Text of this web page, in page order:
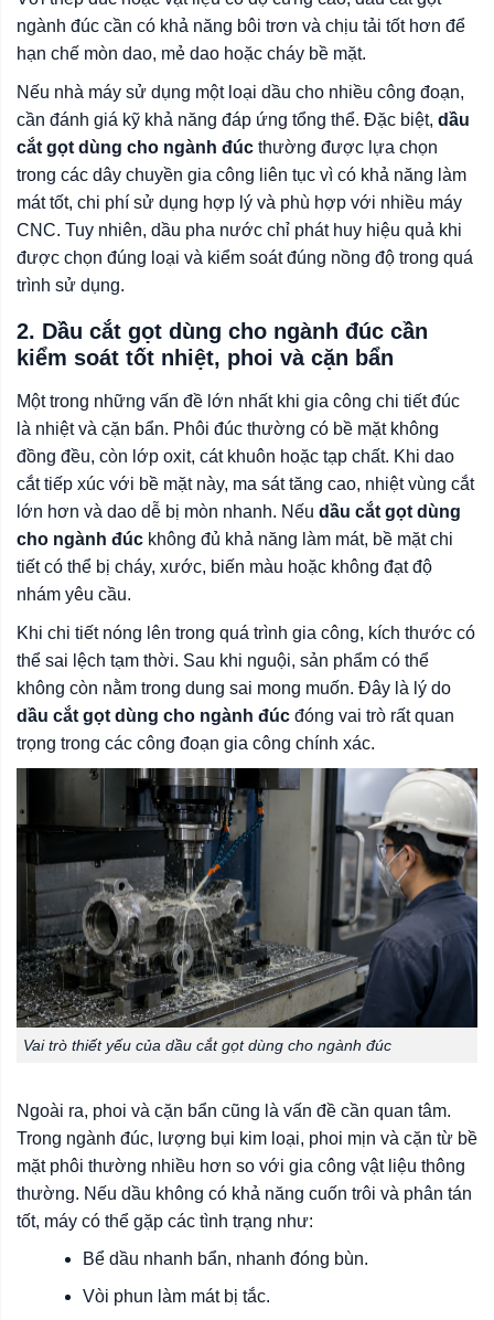
ngành đúc cần có khả năng bôi trơn và chịu tải tốt hơn để
hạn chế mòn dao, mẻ dao hoặc cháy bề mặt.
Nếu nhà máy sử dụng một loại dầu cho nhiều công đoạn,
cần đánh giá kỹ khả năng đáp ứng tổng thể. Đặc biệt, dầu
cắt gọt dùng cho ngành đúc thường được lựa chọn
trong các dây chuyền gia công liên tục vì có khả năng làm
mát tốt, chi phí sử dụng hợp lý và phù hợp với nhiều máy
CNC. Tuy nhiên, dầu pha nước chỉ phát huy hiệu quả khi
được chọn đúng loại và kiểm soát đúng nồng độ trong quá
trình sử dụng.
2. Dầu cắt gọt dùng cho ngành đúc cần
kiểm soát tốt nhiệt, phoi và cặn bẩn
Một trong những vấn đề lớn nhất khi gia công chi tiết đúc
là nhiệt và cặn bẩn. Phôi đúc thường có bề mặt không
đồng đều, còn lớp oxit, cát khuôn hoặc tạp chất. Khi dao
cắt tiếp xúc với bề mặt này, ma sát tăng cao, nhiệt vùng cắt
lớn hơn và dao dễ bị mòn nhanh. Nếu dầu cắt gọt dùng
cho ngành đúc không đủ khả năng làm mát, bề mặt chi
tiết có thể bị cháy, xước, biến màu hoặc không đạt độ
nhám yêu cầu.
Khi chi tiết nóng lên trong quá trình gia công, kích thước có
thể sai lệch tạm thời. Sau khi nguội, sản phẩm có thể
không còn nằm trong dung sai mong muốn. Đây là lý do
dầu cắt gọt dùng cho ngành đúc đóng vai trò rất quan
trọng trong các công đoạn gia công chính xác.
Vai trò thiết yếu của dầu cắt gọt dùng cho ngành đúc
Ngoài ra, phoi và cặn bẩn cũng là vấn đề cần quan tâm.
Trong ngành đúc, lượng bụi kim loại, phoi mịn và cặn từ bề
mặt phôi thường nhiều hơn so với gia công vật liệu thông
thường. Nếu dầu không có khả năng cuốn trôi và phân tán
tốt, máy có thể gặp các tình trạng như:
Bể dầu nhanh bẩn, nhanh đóng bùn.
Vòi phun làm mát bị tắc.